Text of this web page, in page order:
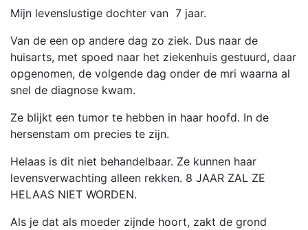
Mijn levenslustige dochter van 7 jaar.
Van de een op andere dag zo ziek. Dus naar de
huisarts, met spoed naar het ziekenhuis gestuurd, daar
opgenomen, de volgende dag onder de mri waarna al
snel de diagnose kwam.
Ze blijkt een tumor te hebben in haar hoofd. In de
hersenstam om precies te zijn.
Helaas is dit niet behandelbaar. Ze kunnen haar
levensverwachting alleen rekken. 8 JAAR ZAL ZE
HELAAS NIET WORDEN.
Als je dat als moeder zijnde hoort, zakt de grond